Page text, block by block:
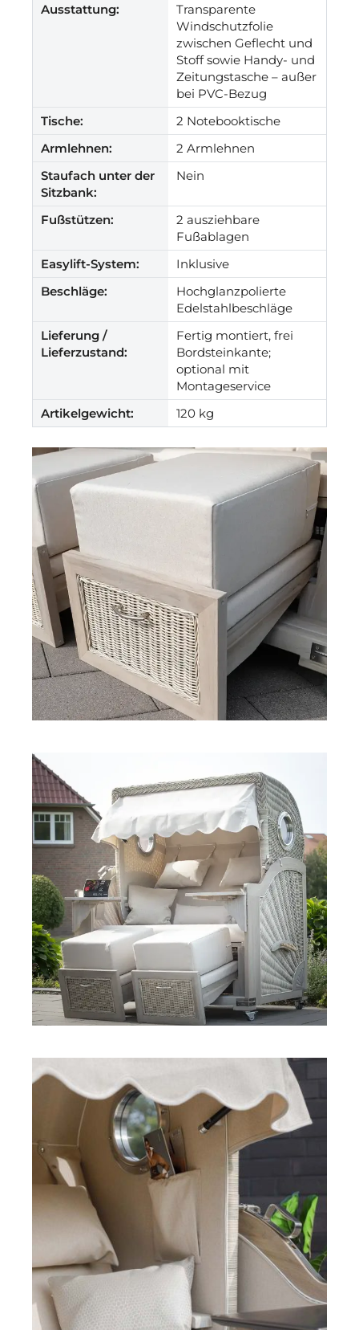
Ausstattung:
Transparente
Windschutzfolie
zwischen Geflecht und
Stoff sowie Handy- und
Zeitungstasche – außer
bei PVC-Bezug
Tische:
2 Notebooktische
Armlehnen:
2 Armlehnen
Staufach unter der
Sitzbank:
Nein
Fußstützen:
2 ausziehbare
Fußablagen
Easylift-System:
Inklusive
Beschläge:
Hochglanzpolierte
Edelstahlbeschläge
Lieferung /
Lieferzustand:
Fertig montiert, frei
Bordsteinkante;
optional mit
Montageservice
Artikelgewicht:
120 kg